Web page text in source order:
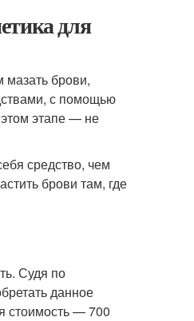
для
брови,
с помощью
этапе — не
средство, чем
брови там, где
Судя по
данное
стоимость — 700